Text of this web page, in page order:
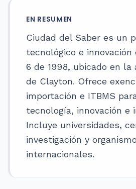
EN RESUMEN
Ciudad del Saber es un
tecnológico e innovación
6 de 1998, ubicado en la
de Clayton. Ofrece
importación e ITBMS
tecnología, innovación e
Incluye universidades,
investigación y
internacionales.